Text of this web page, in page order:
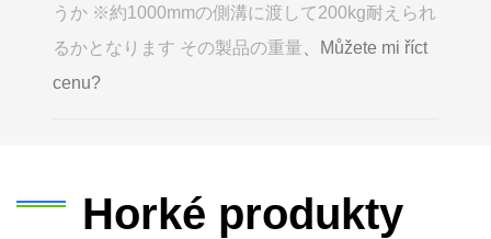
うか ※約1000mmの側溝に渡して200kg耐えられ
るかとなります その製品の重量 、Můžete mi říct
cenu?
Horké produkty